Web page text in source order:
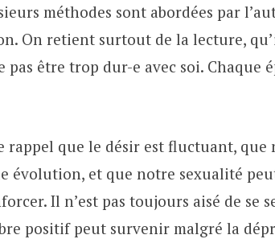
méthodes sont abordées par
On retient surtout de la lecture,
pas être trop dur-e avec soi. Chaque
rappel que le désir est fluctuant, que
évolution, et que notre sexualité
Il n’est pas toujours aisé de se
positif peut survenir malgré la